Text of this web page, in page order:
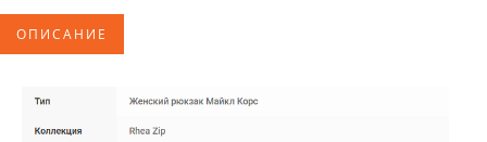
ОПИСАНИЕ